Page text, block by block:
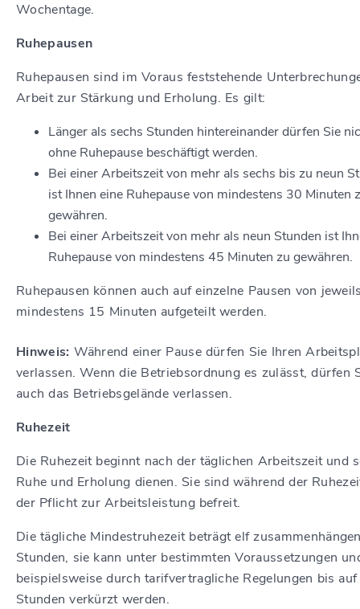
Wochentage.
Ruhepausen
Ruhepausen sind im Voraus feststehende
Arbeit zur Stärkung und Erholung. Es gilt:
Länger als sechs Stunden hintereinander dürfen Sie
ohne Ruhepause beschäftigt werden.
Bei einer Arbeitszeit von mehr als sechs bis zu neun
ist Ihnen eine Ruhepause von mindestens 30 Minuten
gewähren.
Bei einer Arbeitszeit von mehr als neun Stunden ist
Ruhepause von mindestens 45 Minuten zu gewähren.
Ruhepausen können auch auf einzelne Pausen von
mindestens 15 Minuten aufgeteilt werden.
Hinweis: Während einer Pause dürfen Sie Ihren
verlassen. Wenn die Betriebsordnung es zulässt, dürfen
auch das Betriebsgelände verlassen.
Ruhezeit
Die Ruhezeit beginnt nach der täglichen Arbeitszeit und
Ruhe und Erholung dienen. Sie sind während der
der Pflicht zur Arbeitsleistung befreit.
Die tägliche Mindestruhezeit beträgt elf
Stunden, sie kann unter bestimmten Voraussetzungen
beispielsweise durch tarifvertragliche Regelungen bis
Stunden verkürzt werden.